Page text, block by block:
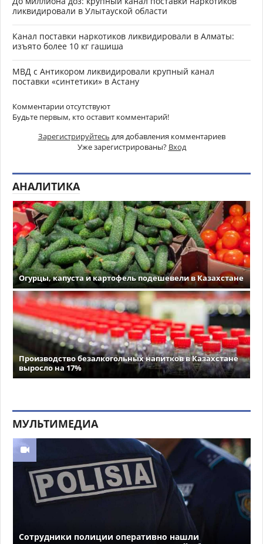
ликвидировали в Улытауской области
Канал поставки наркотиков ликвидировали в Алматы:
изъято более 10 кг гашиша
МВД с Антикором ликвидировали крупный канал
поставки «синтетики» в Астану
Комментарии отсутствуют
Будьте первым, кто оставит комментарий!
Зарегистрируйтесь для добавления комментариев
Уже зарегистрированы? Вход
АНАЛИТИКА
Огурцы, капуста и картофель подешевели в Казахстане
Производство безалкогольных напитков в Казахстане
выросло на 17%
МУЛЬТИМЕДИА
Сотрудники полиции оперативно нашли